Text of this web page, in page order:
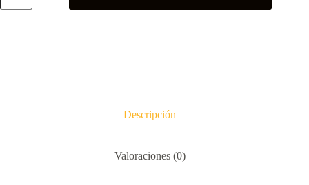
Descripción
Valoraciones (0)